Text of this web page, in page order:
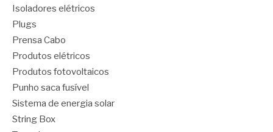
Isoladores elétricos
Plugs
Prensa Cabo
Produtos elétricos
Produtos fotovoltaicos
Punho saca fusível
Sistema de energia solar
String Box